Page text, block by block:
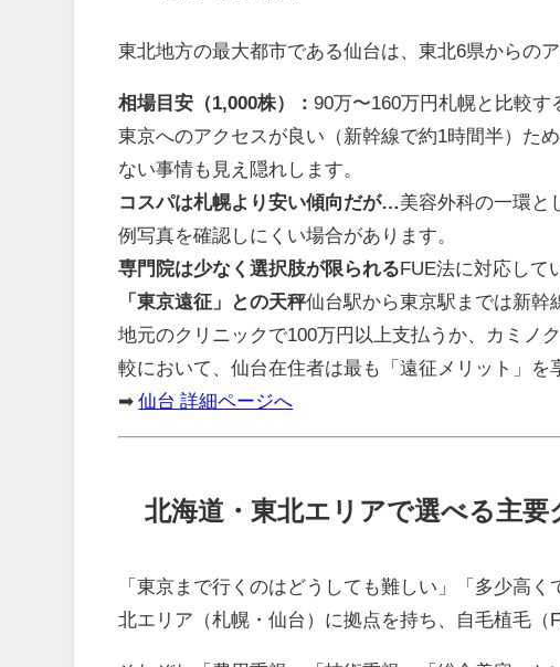
東北地方の最大都市である仙台は、東北6県からの
相場目安（1,000株）：90万〜160万円札幌と比較す
東京へのアクセスが良い（新幹線で約1時間半）た
ない事情も見え隠れします。
コスパは札幌より安い傾向だが… 美容外科の一環と
例写真を確認しにくい場合があります。
専門院は少なく選択肢が限られるFUE法に対応して
「東京遠征」との天秤仙台駅から東京駅までは新幹
地元のクリニックで100万円以上支払うか、カミノ
較において、仙台在住者は最も「遠征メリット」を
➡仙台 詳細ページへ
北海道・東北エリアで選べる主要
「東京まで行くのはどうしても難しい」「多少高
北エリア（札幌・仙台）に拠点を持ち、自毛植毛（